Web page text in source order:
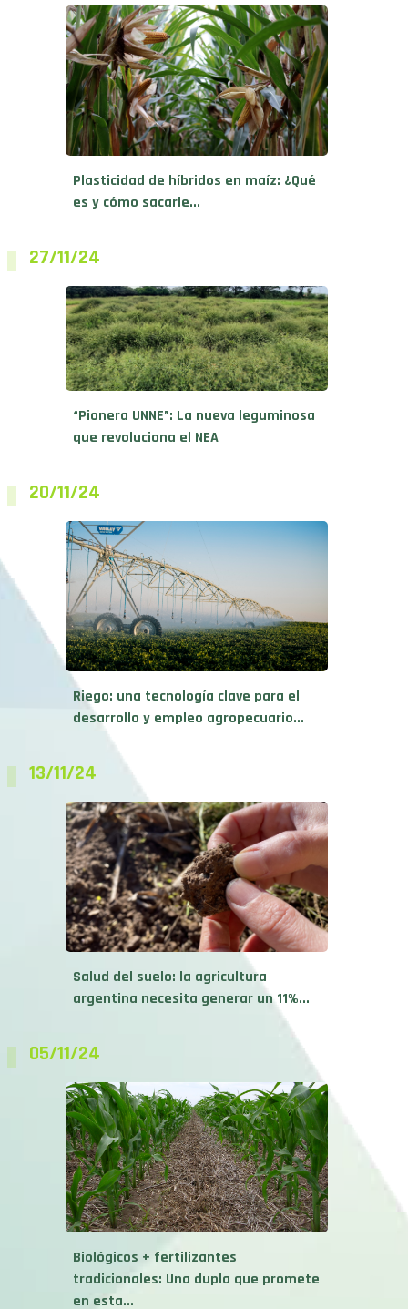
Plasticidad de híbridos en maíz: ¿Qué
es y cómo sacarle...
27/11/24
“Pionera UNNE”: La nueva leguminosa
que revoluciona el NEA
20/11/24
Riego: una tecnología clave para el
desarrollo y empleo agropecuario...
13/11/24
Salud del suelo: la agricultura
argentina necesita generar un 11%...
05/11/24
Biológicos + fertilizantes
tradicionales: Una dupla que promete
en esta...